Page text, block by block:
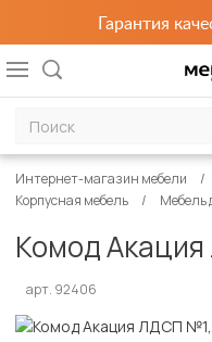
Гарантия
Интернет-магазин мебели
Корпусная мебель
Мебель
Комод
арт. 92406